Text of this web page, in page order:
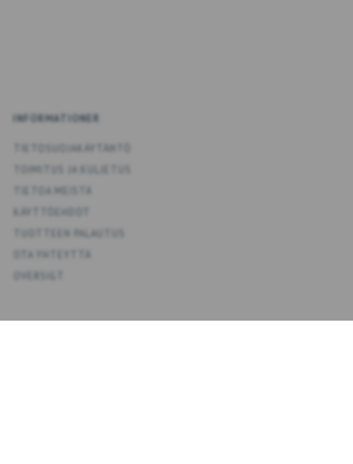
INFORMATIONER
TIETOSUOJAKÄYTÄNTÖ
TOIMITUS JA KULJETUS
TIETOA MEISTÄ
TUOTTEEN PALAUTUS